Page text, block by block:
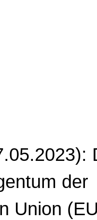
der
Union